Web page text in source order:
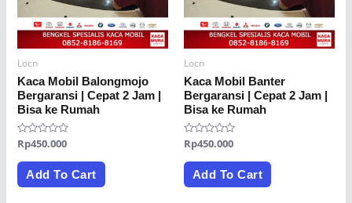
Locn
Kaca Mobil Balongmojo
Bergaransi | Cepat 2 Jam |
Bisa ke Rumah
Rated
out
Rp450.000
Add To Cart
Locn
Kaca Mobil Banter
Bergaransi | Cepat 2 Jam |
Bisa ke Rumah
Rated
out
Rp450.000
Add To Cart